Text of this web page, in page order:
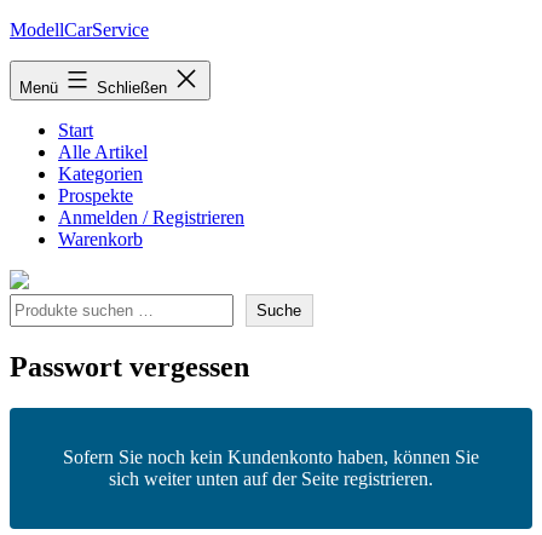
Zum
springen
ModellCarService
Menü Schließen
Start
Alle Artikel
Kategorien
Prospekte
Anmelden / Registrieren
Warenkorb
Suche Suche
Passwort vergessen
Sofern Sie noch kein Kundenkonto haben, können Sie
sich weiter unten auf der Seite registrieren.